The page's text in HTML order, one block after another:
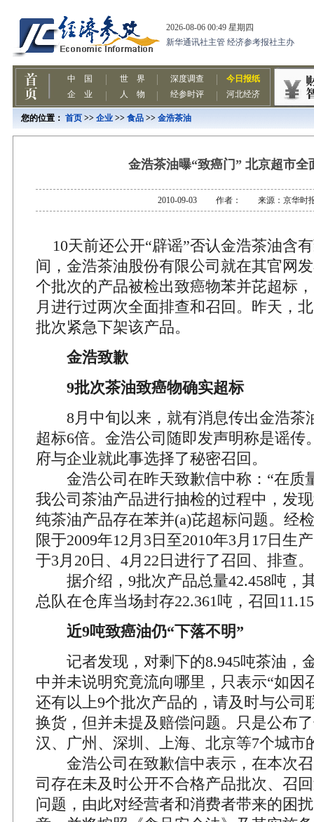
您的位置： 首页 >> 企业 >> 食品 >> 金浩茶油
金浩茶油曝“致癌门” 北京超市全
2010-09-03 作者： 来源：京华时
10天前还公开“辟谣”否认金浩茶油含
间，金浩茶油股份有限公司就在其官网
个批次的产品被检出致癌物苯并芘超标
月进行过两次全面排查和召回。昨天，
批次紧急下架该产品。
金浩致歉
9批次茶油致癌物确实超标
8月中旬以来，就有消息传出金浩茶
超标6倍。金浩公司随即发声明称是谣传
府与企业就此事选择了秘密召回。
金浩公司在昨天致歉信中称：“在质
我公司茶油产品进行抽检的过程中，发
纯茶油产品存在苯并(a)芘超标问题。经
限于2009年12月3日至2010年3月17日生
于3月20日、4月22日进行了召回、排查。
据介绍，9批次产品总量42.458吨，
总队在仓库当场封存22.361吨，召回
近9吨致癌油仍“下落不明”
记者发现，对剩下的8.945吨茶油，
中并未说明究竟流向哪里，只表示“如因
还有以上9个批次产品的，请及时与公司
换货，但并未提及赔偿问题。只是公布
汉、广州、深圳、上海、北京等7个城市
金浩公司在致歉信中表示，在本次召
司存在未及时公开不合格产品批次、召
问题，由此对经营者和消费者带来的困